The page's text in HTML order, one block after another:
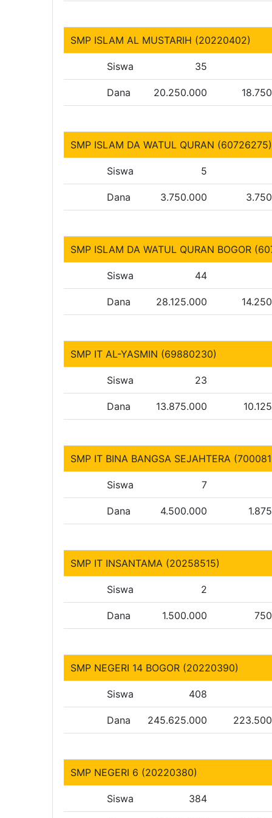
SMP ISLAM AL MUSTARIH (20220402)
Siswa 35
Dana 20.250.000
SMP ISLAM DA WATUL QURAN (60726275)
Siswa 5
Dana 3.750.000
SMP ISLAM DA WATUL QURAN BOGOR
Siswa 44
Dana 28.125.000
SMP IT AL-YASMIN (69880230)
Siswa 23
Dana 13.875.000
SMP IT BINA BANGSA SEJAHTERA
Siswa 7
Dana 4.500.000
SMP IT INSANTAMA (20258515)
Siswa 2
Dana 1.500.000
SMP NEGERI 14 BOGOR (20220390)
Siswa 408
Dana 245.625.000
SMP NEGERI 6 (20220380)
Siswa 384